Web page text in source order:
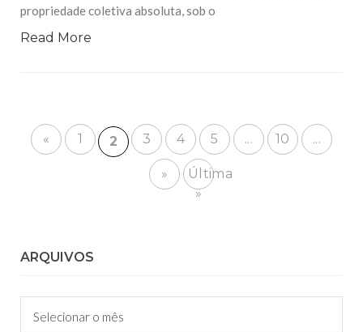
propriedade coletiva absoluta, sob o
Read More
« 1 2 3 4 5 ... 10 ...
»
Última
»
ARQUIVOS
Arquivos